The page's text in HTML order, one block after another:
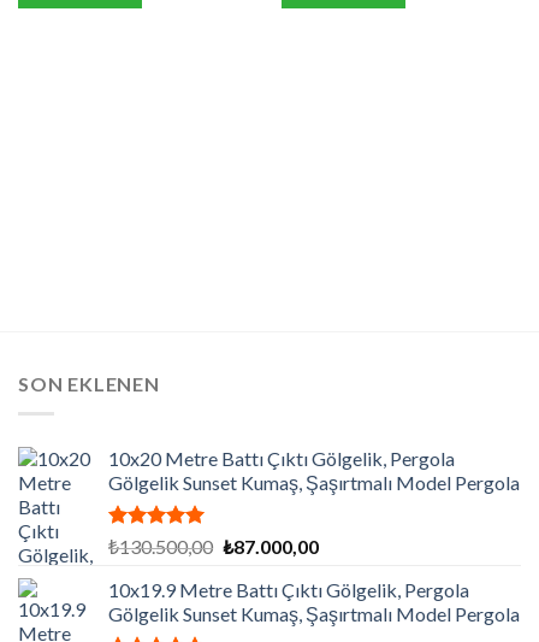
SON EKLENEN
10x20 Metre Battı Çıktı Gölgelik, Pergola
Gölgelik Sunset Kumaş, Şaşırtmalı Model Pergola
5 üzerinden
aldı
₺130.500,00 Orijinal
₺130.500,00.
₺87.000,00Şu
fiyat:
₺87.000,00.
10x19.9 Metre Battı Çıktı Gölgelik, Pergola
Gölgelik Sunset Kumaş, Şaşırtmalı Model Pergola